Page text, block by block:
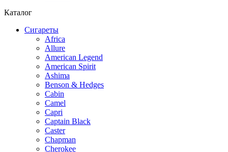
Каталог
Сигареты
Africa
Allure
American Legend
American Spirit
Ashima
Benson & Hedges
Cabin
Camel
Capri
Captain Black
Caster
Chapman
Cherokee